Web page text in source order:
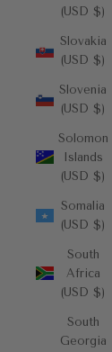
(USD $)
Slovakia
(USD $)
Slovenia
(USD $)
Solomon
Islands
(USD $)
Somalia
(USD $)
South
Africa
(USD $)
South
Georgia